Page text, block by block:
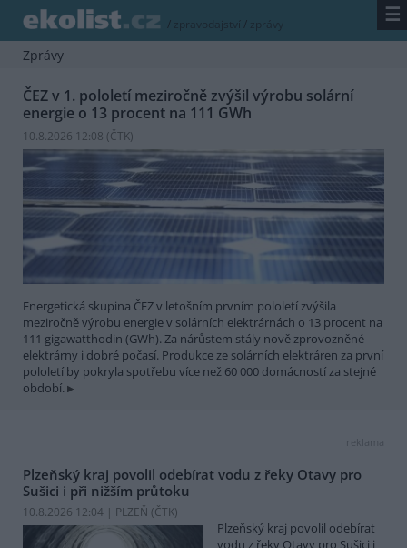
/ zpravodajství / zprávy ☰
Zprávy
ČEZ v 1. pololetí meziročně zvýšil výrobu solární
energie o 13 procent na 111 GWh
10.8.2026 12:08 (ČTK)
Energetická skupina ČEZ v letošním prvním pololetí zvýšila
meziročně výrobu energie v solárních elektrárnách o 13 procent na
111 gigawatthodin (GWh). Za nárůstem stály nově zprovozněné
elektrárny i dobré počasí. Produkce ze solárních elektráren za první
pololetí by pokryla spotřebu více než 60 000 domácností za stejné
období.
reklama
Plzeňský kraj povolil odebírat vodu z řeky Otavy pro
Sušici i při nižším průtoku
10.8.2026 12:04 | PLZEŇ (ČTK)
Plzeňský kraj povolil odebírat
vodu z řeky Otavy pro Sušici i